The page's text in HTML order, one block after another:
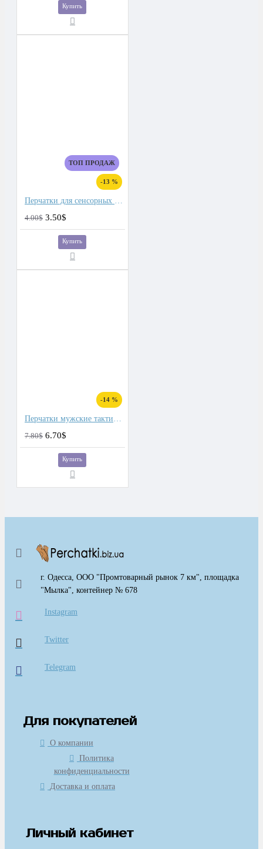
Купить
ТОП ПРОДАЖ
-13 %
Перчатки для сенсорных экранов мужские флис, подкладка плюш двойной
4.00$ 3.50$
Купить
-14 %
Перчатки мужские тактические
7.80$ 6.70$
Купить
г. Одесса, ООО "Промтоварный рынок 7 км", площадка
"Мылка", контейнер № 678
Instagram
Twitter
Telegram
Для покупателей
О компании
Политика
конфиденциальности
Доставка и оплата
Личный кабинет